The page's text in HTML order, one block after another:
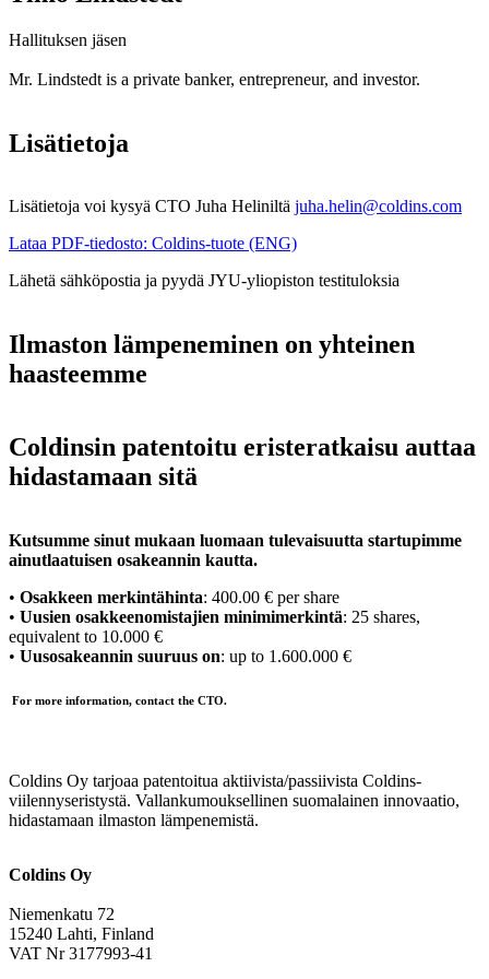
Hallituksen jäsen
Mr. Lindstedt is a private banker, entrepreneur, and investor.
Lisätietoja
Lisätietoja voi kysyä CTO Juha Heliniltä juha.helin@coldins.com
Lataa PDF-tiedosto: Coldins-tuote (ENG)
Lähetä sähköpostia ja pyydä JYU-yliopiston testituloksia
Ilmaston lämpeneminen on yhteinen
haasteemme
Coldinsin patentoitu eristeratkaisu auttaa
hidastamaan sitä
Kutsumme sinut mukaan luomaan tulevaisuutta startupimme
ainutlaatuisen osakeannin kautta.
• Osakkeen merkintähinta: 400.00 € per share
• Uusien osakkeenomistajien minimimerkintä: 25 shares,
equivalent to 10.000 €
• Uusosakeannin suuruus on: up to 1.600.000 €
For more information, contact the CTO.
Coldins Oy tarjoaa patentoitua aktiivista/passiivista Coldins-
viilennyseristystä. Vallankumouksellinen suomalainen innovaatio,
hidastamaan ilmaston lämpenemistä.
Coldins Oy
Niemenkatu 72
15240 Lahti, Finland
VAT Nr 3177993-41